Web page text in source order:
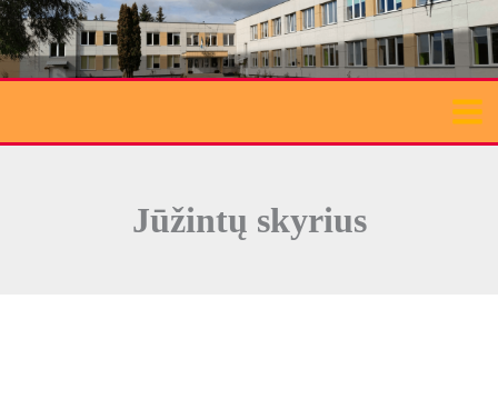
Pereiti
prie
turinio
Jūžintų skyrius